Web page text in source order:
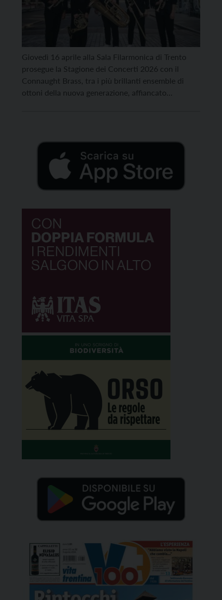
Giovedì 16 aprile alla Sala Filarmonica di Trento
prosegue la Stagione dei Concerti 2026 con il
Connaught Brass, tra i più brillanti ensemble di
ottoni della nuova generazione, affiancato